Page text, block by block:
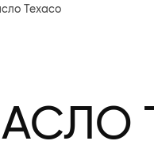
Texaco